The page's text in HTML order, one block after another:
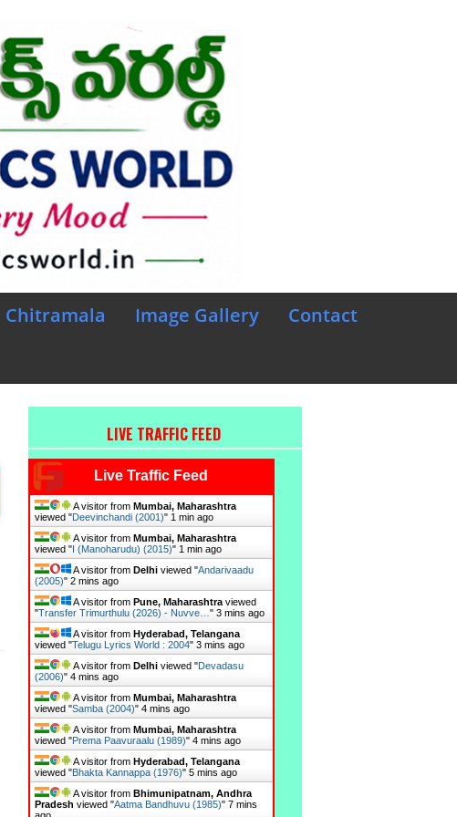
Chitramala Image Gallery
Contact
LIVE TRAFFIC FEED
Live Traffic Feed
A visitor from Mumbai, Maharashtra
viewed "Deevinchandi (2001)" 1 min ago
A visitor from Mumbai, Maharashtra
viewed "I (Manoharudu) (2015)" 1 min ago
A visitor from Delhiviewed "Andarivaadu
(2005)" 2 mins ago
A visitor from Pune, Maharashtraviewed
"Transfer Trimurthulu (2026) - Nuvve… " 3 mins ago
A visitor from Hyderabad, Telangana
viewed "Telugu Lyrics World : 2004" 4 mins ago
A visitor from Delhiviewed "Devadasu
(2006)" 4 mins ago
A visitor from Mumbai, Maharashtra
viewed "Samba (2004)" 4 mins ago
A visitor from Mumbai, Maharashtra
viewed "Prema Paavuraalu (1989)" 4 mins ago
A visitor from Hyderabad, Telangana
viewed "Bhakta Kannappa (1976)" 5 mins ago
A visitor from Bhimunipatnam, Andhra
Pradesh viewed "Aatma Bandhuvu (1985)" 7 mins